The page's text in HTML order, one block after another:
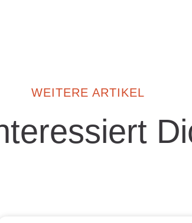
WEITERE ARTIKEL